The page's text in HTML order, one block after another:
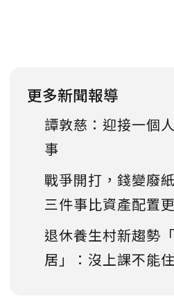
更多新聞報導
譚敦慈：迎接一個
事
戰爭開打，錢變廢
三件事比資產配置
退休養生村新趨勢
居」：沒上課不能